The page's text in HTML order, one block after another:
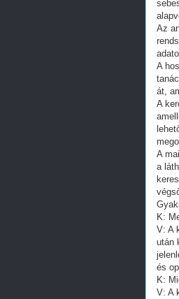
Az
A
át,
A
A
a
K:
V: A
után
és
K:
V: A